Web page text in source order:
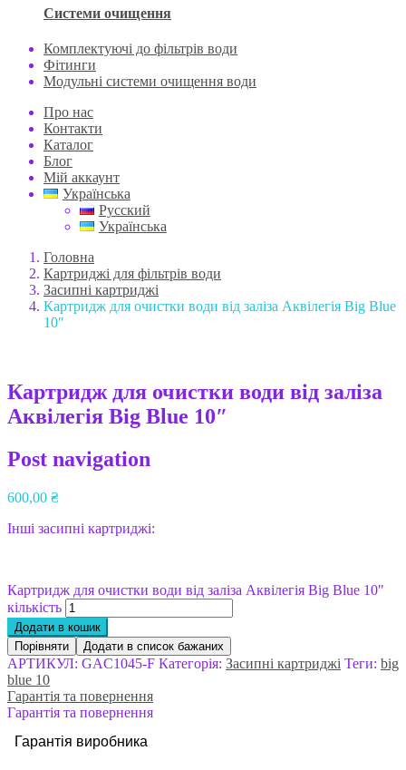
Системи очищення
Комплектуючі до фільтрів води
Фітинги
Модульні системи очищення води
Про нас
Контакти
Каталог
Блог
Мій аккаунт
Українська
Русский
Українська
Головна
Картриджі для фільтрів води
Засипні картриджі
Картридж для очистки води від заліза Аквілегія Big Blue
10″
Картридж для очистки води від заліза
Аквілегія Big Blue 10″
Post navigation
600,00 ₴
Інші засипні картриджі:
Картридж для очистки води від заліза Аквілегія Big Blue 10"
кількість
Додати в кошик
Порівняти
Додати в список бажаних
АРТИКУЛ: GAC1045-F Категорія: Засипні картриджі Теги: big
blue 10
Гарантія та повернення
Гарантія та повернення
Гарантія виробника